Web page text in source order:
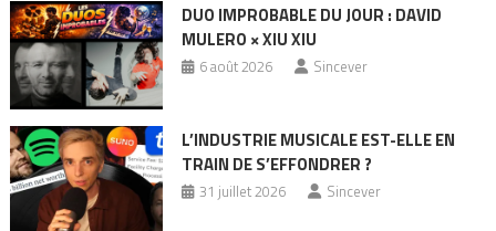
DUO IMPROBABLE DU JOUR : DAVID
MULERO × XIU XIU
6 août 2026 Sincever
L’INDUSTRIE MUSICALE EST-ELLE EN
TRAIN DE S’EFFONDRER ?
31 juillet 2026 Sincever